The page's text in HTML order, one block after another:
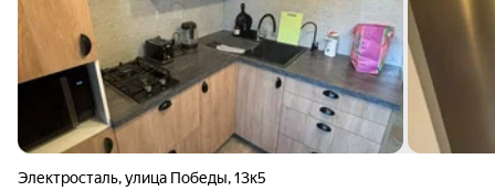
Электросталь,улица Победы,13к5